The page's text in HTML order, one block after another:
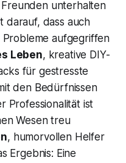
unterhalten
darauf, dass auch
aufgegriffen
Leben, kreative DIY-
für gestresste
den Bedürfnissen
Professionalität ist
Wesen treu
, humorvollen Helfer
Ergebnis: Eine